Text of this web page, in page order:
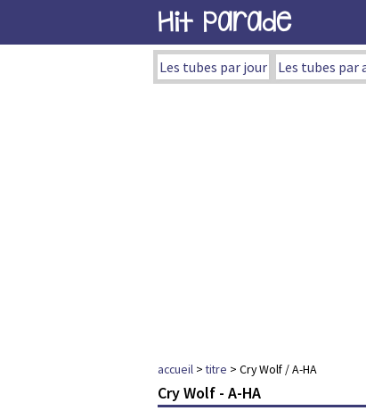
Hit Parade
Les tubes par jour Les tubes par
accueil >titre > Cry Wolf / A-HA
Cry Wolf - A-HA